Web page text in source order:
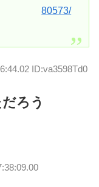
80573/
ID:va3598Td0
ろう